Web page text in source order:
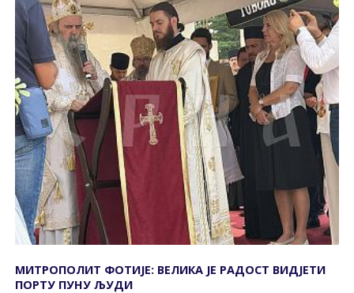
МИТРОПОЛИТ ФОТИЈЕ: ВЕЛИКА ЈЕ РАДОСТ ВИДЈЕТИ
ПОРТУ ПУНУ ЉУДИ